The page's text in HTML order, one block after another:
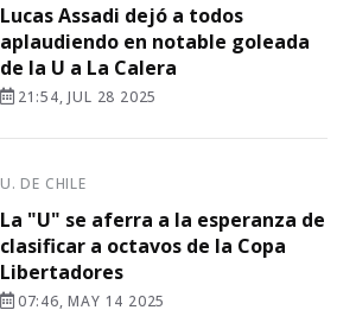
Lucas Assadi dejó a todos
aplaudiendo en notable goleada
de la U a La Calera
21:54, JUL 28 2025
U. DE CHILE
La "U" se aferra a la esperanza de
clasificar a octavos de la Copa
Libertadores
07:46, MAY 14 2025